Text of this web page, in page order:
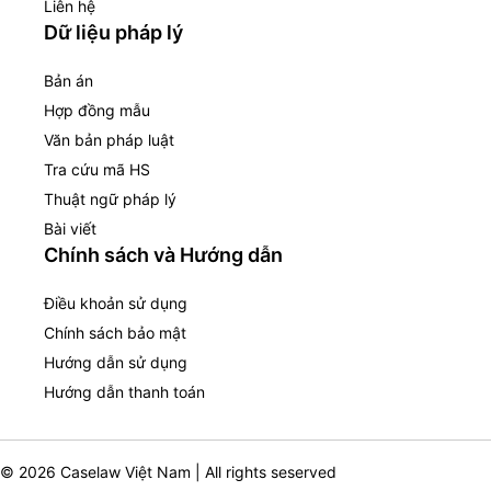
Liên hệ
Dữ liệu pháp lý
Bản án
Hợp đồng mẫu
Văn bản pháp luật
Tra cứu mã HS
Thuật ngữ pháp lý
Bài viết
Chính sách và Hướng dẫn
Điều khoản sử dụng
Chính sách bảo mật
Hướng dẫn sử dụng
Hướng dẫn thanh toán
© 2026 Caselaw Việt Nam | All rights seserved